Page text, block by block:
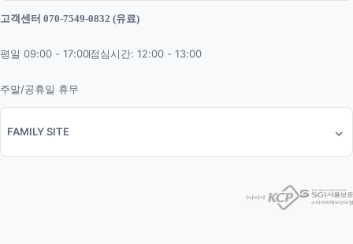
고객센터 070-7549-0832 (유료)
평일 09:00 - 17:00점심시간: 12:00 - 13:00
주말/공휴일 휴무
FAMILY SITE